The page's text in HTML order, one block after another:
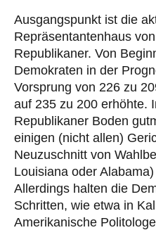
Ausgangspunkt ist die
Repräsentantenhaus
Republikaner. Von
Demokraten in der
Vorsprung von 226 zu
auf 235 zu 200 erhöhte.
Republikaner Boden
einigen (nicht allen)
Neuzuschnitt von
Louisiana oder
Allerdings halten die
Schritten, wie etwa in
Amerikanische